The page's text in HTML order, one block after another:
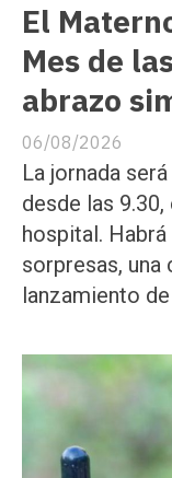
El
Mes de
abrazo
06/08/2026
La jornada
desde las
hospital.
sorpresas, una
lanzamiento